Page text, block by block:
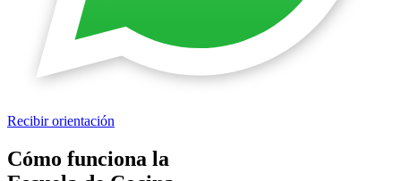
Recibir orientación
Cómo funciona la